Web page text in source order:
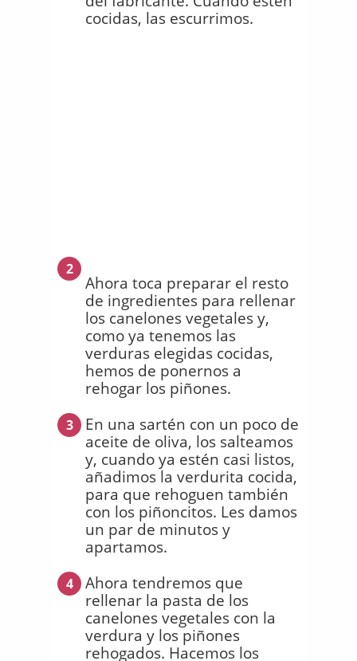
cocidas, las escurrimos.
2
Ahora toca preparar el resto
de ingredientes para rellenar
los canelones vegetales y,
como ya tenemos las
verduras elegidas cocidas,
hemos de ponernos a
rehogar los piñones.
3
En una sartén con un poco de
aceite de oliva, los salteamos
y, cuando ya estén casi listos,
añadimos la verdurita cocida,
para que rehoguen también
con los piñoncitos. Les damos
un par de minutos y
apartamos.
4
Ahora tendremos que
rellenar la pasta de los
canelones vegetales con la
verdura y los piñones
rehogados. Hacemos los